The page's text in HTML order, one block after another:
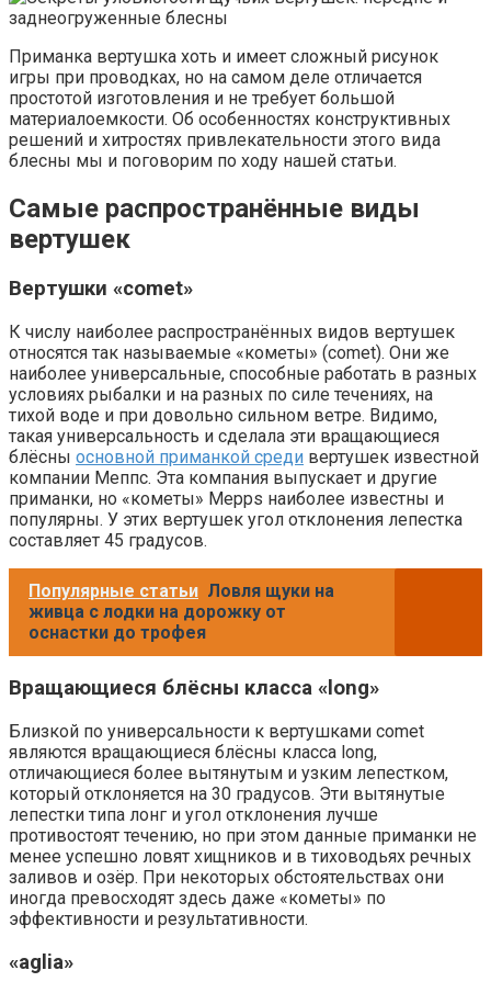
Приманка вертушка хоть и имеет сложный рисунок
игры при проводках, но на самом деле отличается
простотой изготовления и не требует большой
материалоемкости. Об особенностях конструктивных
решений и хитростях привлекательности этого вида
блесны мы и поговорим по ходу нашей статьи.
Самые распространённые виды
вертушек
Вертушки «comet»
К числу наиболее распространённых видов вертушек
относятся так называемые «кометы» (comet). Они же
наиболее универсальные, способные работать в разных
условиях рыбалки и на разных по силе течениях, на
тихой воде и при довольно сильном ветре. Видимо,
такая универсальность и сделала эти вращающиеся
блёсны основной приманкой среди вертушек известной
компании Меппс. Эта компания выпускает и другие
приманки, но «кометы» Mepps наиболее известны и
популярны. У этих вертушек угол отклонения лепестка
составляет 45 градусов.
Популярные статьи Ловля щуки на
живца с лодки на дорожку от
оснастки до трофея
Вращающиеся блёсны класса «long»
Близкой по универсальности к вертушками comet
являются вращающиеся блёсны класса long,
отличающиеся более вытянутым и узким лепестком,
который отклоняется на 30 градусов. Эти вытянутые
лепестки типа лонг и угол отклонения лучше
противостоят течению, но при этом данные приманки не
менее успешно ловят хищников и в тиховодьях речных
заливов и озёр. При некоторых обстоятельствах они
иногда превосходят здесь даже «кометы» по
эффективности и результативности.
«aglia»